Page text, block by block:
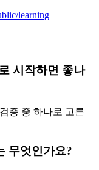
learning
시작하면 좋나
증 중 하나로 고른
무엇인가요?